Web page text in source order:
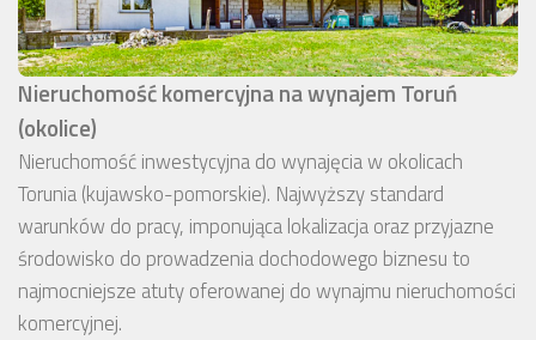
Nieruchomość komercyjna na wynajem Toruń
(okolice)
Nieruchomość inwestycyjna do wynajęcia w okolicach
Torunia (kujawsko-pomorskie). Najwyższy standard
warunków do pracy, imponująca lokalizacja oraz przyjazne
środowisko do prowadzenia dochodowego biznesu to
najmocniejsze atuty oferowanej do wynajmu nieruchomości
komercyjnej.